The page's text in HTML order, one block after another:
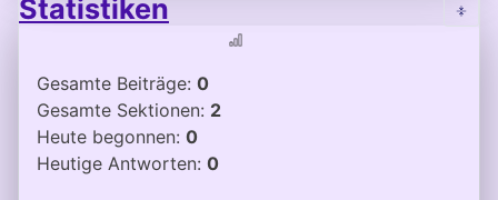
Statistiken
Gesamte Beiträge: 0
Gesamte Sektionen: 2
Heute begonnen: 0
Heutige Antworten: 0